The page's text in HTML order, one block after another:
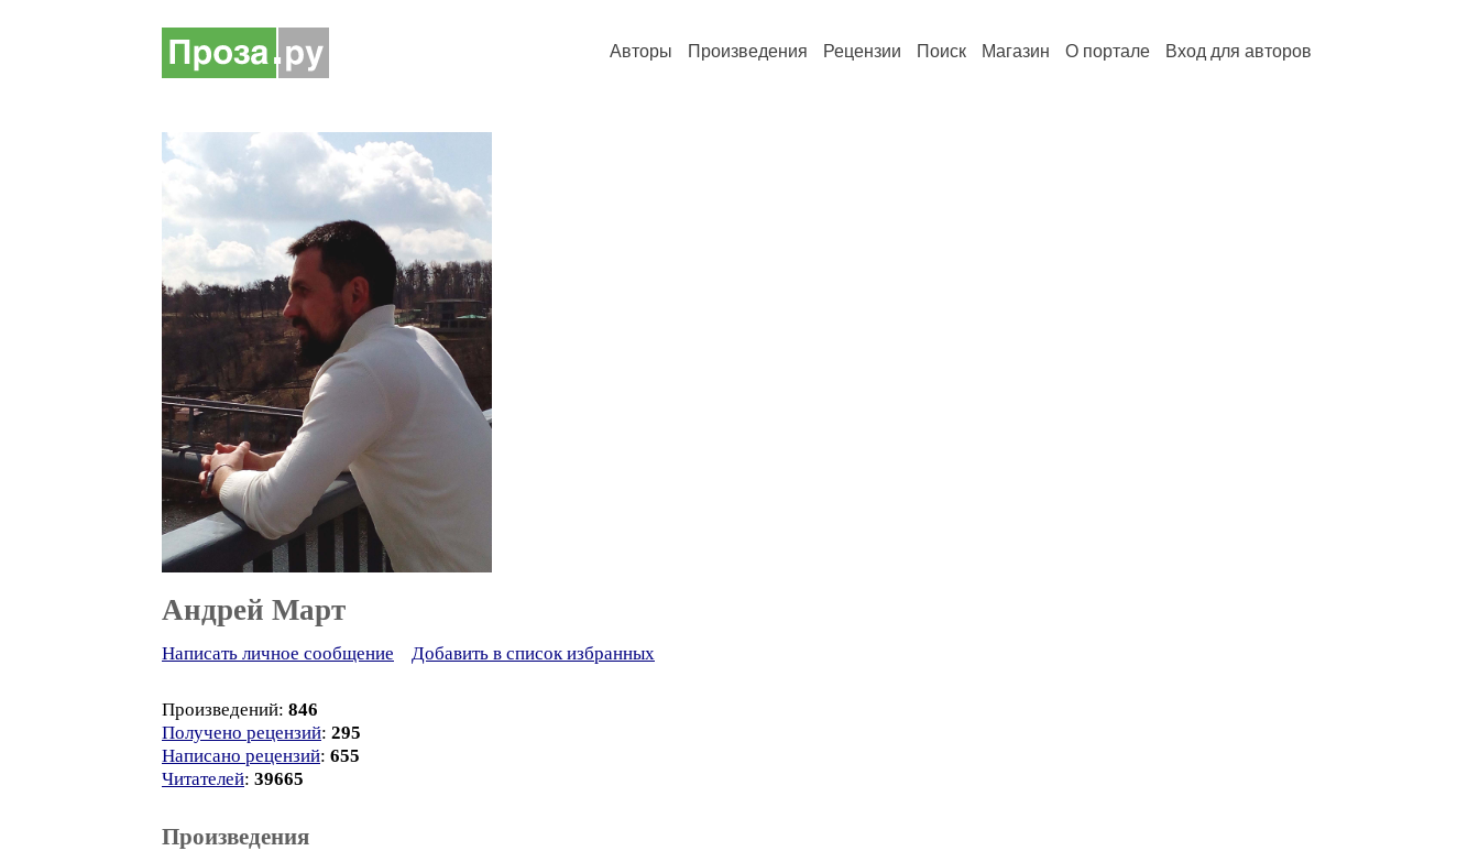
Авторы Произведения Рецензии Поиск Магазин О портале Вход для авторов
Андрей Март
Написать личное сообщение Добавить в список избранных
Произведений: 846
Получено рецензий: 295
Написано рецензий: 655
Читателей: 39665
Произведения